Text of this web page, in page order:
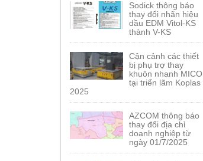
Sodick thông báo
thay đổi nhãn hiệu
dầu EDM Vitol-KS
thành V-KS
Cận cảnh các thiết
bị phụ trợ thay
khuôn nhanh MICO
tại triển lãm Koplas
2025
AZCOM thông báo
thay đổi địa chỉ
doanh nghiệp từ
ngày 01/7/2025